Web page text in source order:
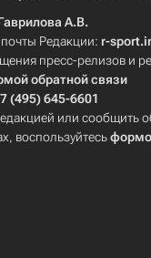
А.В.
Редакции: r-
пресс-релизов и
обратной связи
7 (495) 645-6601
или сообщить
воспользуйтесь